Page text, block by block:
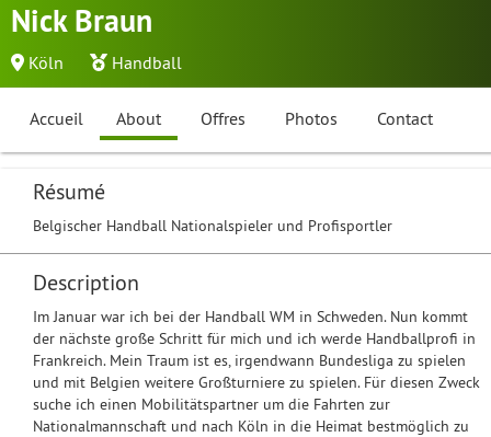
Nick Braun
Köln Handball
Accueil About Offres Photos Contact
Résumé
Belgischer Handball Nationalspieler und Profisportler
Description
Im Januar war ich bei der Handball WM in Schweden. Nun kommt
der nächste große Schritt für mich und ich werde Handballprofi in
Frankreich. Mein Traum ist es, irgendwann Bundesliga zu spielen
und mit Belgien weitere Großturniere zu spielen. Für diesen Zweck
suche ich einen Mobilitätspartner um die Fahrten zur
Nationalmannschaft und nach Köln in die Heimat bestmöglich zu